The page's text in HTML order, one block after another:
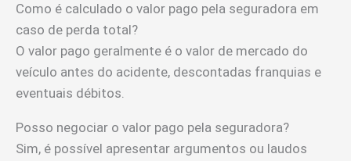
Como é calculado o valor pago pela seguradora em
caso de perda total?
O valor pago geralmente é o valor de mercado do
veículo antes do acidente, descontadas franquias e
eventuais débitos.
Posso negociar o valor pago pela seguradora?
Sim, é possível apresentar argumentos ou laudos